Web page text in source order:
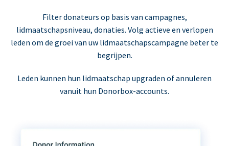
Filter donateurs op basis van campagnes,
lidmaatschapsniveau, donaties. Volg actieve en verlopen
leden om de groei van uw lidmaatschapscampagne beter te
begrijpen.
Leden kunnen hun lidmaatschap upgraden of annuleren
vanuit hun Donorbox-accounts.